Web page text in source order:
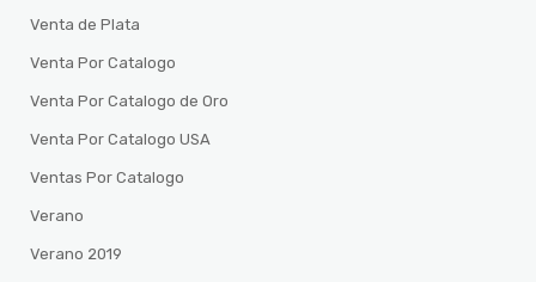
Venta de Plata
Venta Por Catalogo
Venta Por Catalogo de Oro
Venta Por Catalogo USA
Ventas Por Catalogo
Verano
Verano 2019